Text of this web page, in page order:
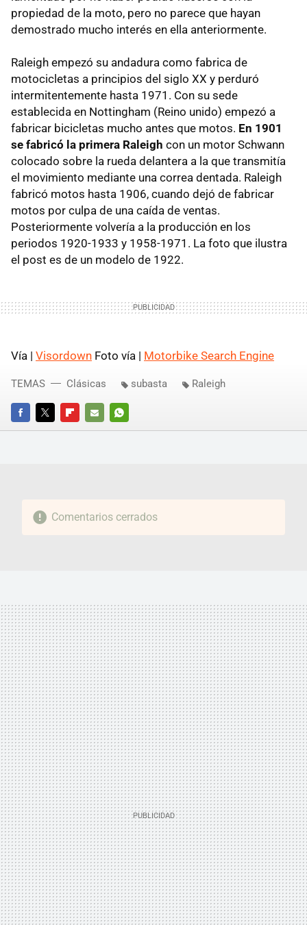
propiedad de la moto, pero no parece que hayan
demostrado mucho interés en ella anteriormente.
Raleigh empezó su andadura como fabrica de
motocicletas a principios del siglo XX y perduró
intermitentemente hasta 1971. Con su sede
establecida en Nottingham (Reino unido) empezó a
fabricar bicicletas mucho antes que motos. En 1901
se fabricó la primera Raleigh con un motor Schwann
colocado sobre la rueda delantera a la que transmitía
el movimiento mediante una correa dentada. Raleigh
fabricó motos hasta 1906, cuando dejó de fabricar
motos por culpa de una caída de ventas.
Posteriormente volvería a la producción en los
periodos 1920-1933 y 1958-1971. La foto que ilustra
el post es de un modelo de 1922.
Vía | Visordown Foto vía | Motorbike Search Engine
FACEBOOKTWITTERFLIPBOARD
E-
WHATSAPP
TEMAS Clásicas subasta Raleigh
Comentarios cerrados